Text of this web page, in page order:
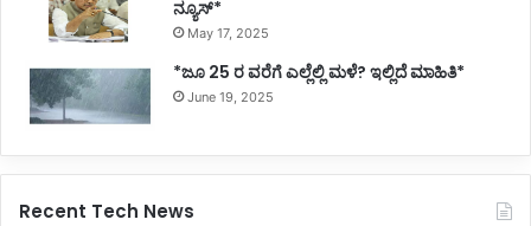
ನ್ಯೂಸ್*
May 17, 2025
*ಜೂ 25 ರ ವರೆಗೆ ಎಲ್ಲೆಲ್ಲಿ ಮಳೆ? ಇಲ್ಲಿದೆ ಮಾಹಿತಿ*
June 19, 2025
Recent Tech News